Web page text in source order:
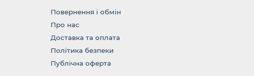
Повернення i обмін
Про нас
Доставка та оплата
Політика безпеки
Публічна оферта